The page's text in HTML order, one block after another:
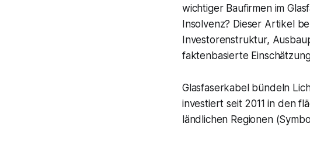
wichtiger Baufirmen im
Insolvenz? Dieser Artikel
Investorenstruktur,
faktenbasierte
Glasfaserkabel bündeln
investiert seit 2011 in den
ländlichen Regionen